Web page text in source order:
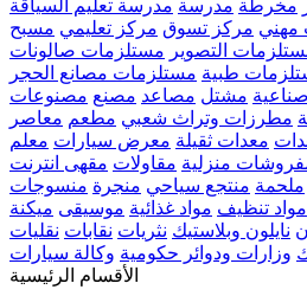
مخرطة مدرسة مدرسة تعليم السياقة
مهني مركز تسوق مركز تعليمي مسبح
التصوير مستلزمات صالونات
طبية مستلزمات مصانع الحجر
مشتل مصاعد مصنع مصنوعات
مطرزات وتراث شعبي مطعم معاصر
معدات ثقيلة معرض سيارات معلم
منزلية مقاولات مقهى انترنت
ملحمة منتجع سياحي منجرة منسوجات
مواد تنظيف مواد غذائية موسيقى ميكنة
نايلون وبلاستيك نثريات نقابات نقليات
وزارات ودوائر حكومية وكالة سيارات
الأقسام الرئيسية